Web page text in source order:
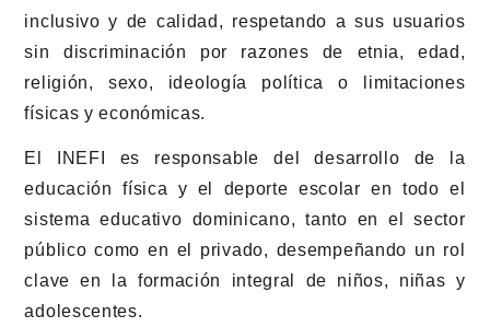
inclusivo y de calidad, respetando a sus usuarios
sin discriminación por razones de etnia, edad,
religión, sexo, ideología política o limitaciones
físicas y económicas.
El INEFI es responsable del desarrollo de la
educación física y el deporte escolar en todo el
sistema educativo dominicano, tanto en el sector
público como en el privado, desempeñando un rol
clave en la formación integral de niños, niñas y
adolescentes.